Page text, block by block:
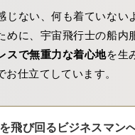
じない、何も着ていない
めに、宇宙飛行士の船内
スで無重力な着心地を生
お仕立てしています。
飛び回るビジネスマン